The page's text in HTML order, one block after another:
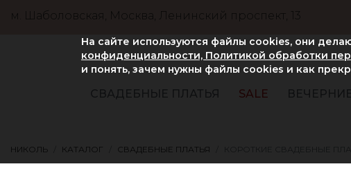
м. Шаболовская, Москва, Ленинский проспект, 13
СВАДЕБНЫЕ ПЛАТЬЯ SALE
НИКОЛЬ КАТАЛОГ СВАДЕБНЫЕ ПЛАТЬЯ
На сайте используются файлы cookies, они
конфиденциальности, Политикой обработки
и понять, зачем нужны файлы сookies и как